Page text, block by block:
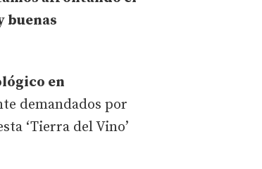
buenas
en
demandados por
‘Tierra del Vino’